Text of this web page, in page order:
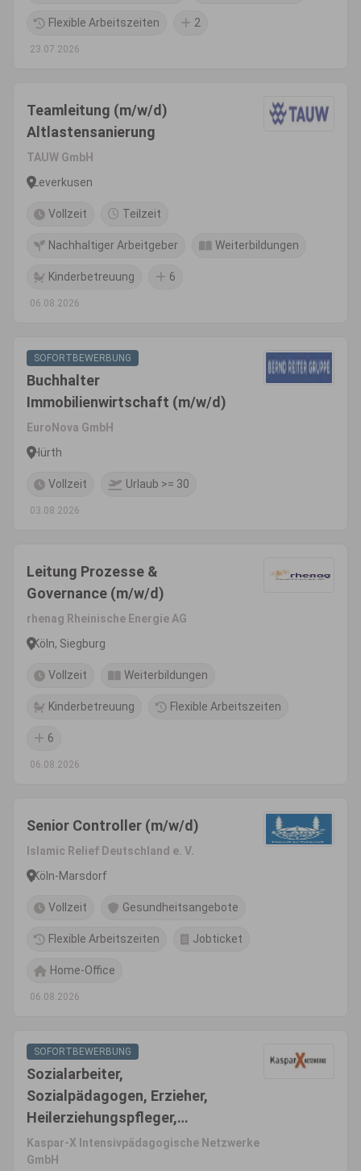
Flexible Arbeitszeiten 2
23.07.2026
Teamleitung (m/w/d)
Altlastensanierung
TAUW GmbH
Leverkusen
Vollzeit Teilzeit
Nachhaltiger Arbeitgeber Weiterbildungen
Kinderbetreuung 6
06.08.2026
SOFORTBEWERBUNG
Buchhalter
Immobilienwirtschaft (m/w/d)
EuroNova GmbH
Hürth
Vollzeit Urlaub >= 30
03.08.2026
Leitung Prozesse &
Governance (m/w/d)
rhenag Rheinische Energie AG
Köln, Siegburg
Vollzeit Weiterbildungen
Kinderbetreuung Flexible Arbeitszeiten
6
06.08.2026
Senior Controller (m/w/d)
Islamic Relief Deutschland e. V.
Köln-Marsdorf
Vollzeit Gesundheitsangebote
Flexible Arbeitszeiten Jobticket
Home-Office
06.08.2026
SOFORTBEWERBUNG
Sozialarbeiter,
Sozialpädagogen, Erzieher,
Heilerziehungspfleger,
pädagogische Fachkräfte
(m/w/d)
Kaspar-X Intensivpädagogische Netzwerke
GmbH